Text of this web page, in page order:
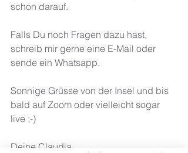
schon darauf.
Falls Du noch Fragen dazu hast,
schreib mir gerne eine E-Mail oder
sende ein Whatsapp.
Sonnige Grüsse von der Insel und bis
bald auf Zoom oder vielleicht sogar
live ;-)
Deine Claudia